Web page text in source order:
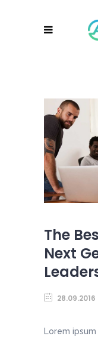
The
Next
28.09.2016
Lorem